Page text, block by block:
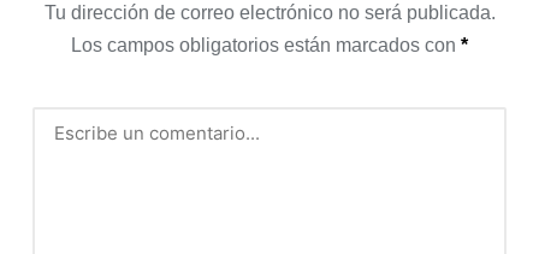
Tu dirección de correo electrónico no será publicada.
Los campos obligatorios están marcados con *